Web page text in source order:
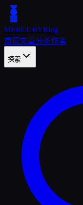
MERCURYBlog
首页文章分类作者
探索